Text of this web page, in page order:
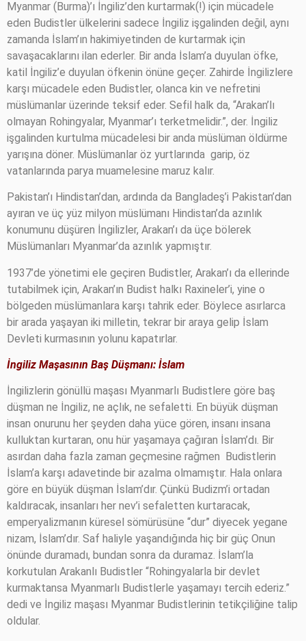
Myanmar (Burma)’ı İngiliz’den kurtarmak(!) için mücadele
eden Budistler ülkelerini sadece İngiliz işgalinden değil, aynı
zamanda İslam’ın hakimiyetinden de kurtarmak için
savaşacaklarını ilan ederler. Bir anda İslam’a duyulan öfke,
katil İngiliz’e duyulan öfkenin önüne geçer. Zahirde İngilizlere
karşı mücadele eden Budistler, olanca kin ve nefretini
müslümanlar üzerinde teksif eder. Sefil halk da, “Arakan’lı
olmayan Rohingyalar, Myanmar’ı terketmelidir.”, der. İngiliz
işgalinden kurtulma mücadelesi bir anda müslüman öldürme
yarışına döner. Müslümanlar öz yurtlarında garip, öz
vatanlarında parya muamelesine maruz kalır.
Pakistan’ı Hindistan’dan, ardında da Bangladeş’i Pakistan’dan
ayıran ve üç yüz milyon müslümanı Hindistan’da azınlık
konumunu düşüren İngilizler, Arakan’ı da üçe bölerek
Müslümanları Myanmar’da azınlık yapmıştır.
1937’de yönetimi ele geçiren Budistler, Arakan’ı da ellerinde
tutabilmek için, Arakan’ın Budist halkı Raxineler’i, yine o
bölgeden müslümanlara karşı tahrik eder. Böylece asırlarca
bir arada yaşayan iki milletin, tekrar bir araya gelip İslam
Devleti kurmasının yolunu kapatırlar.
İngiliz Maşasının Baş Düşmanı: İslam
İngilizlerin gönüllü maşası Myanmarlı Budistlere göre baş
düşman ne İngiliz, ne açlık, ne sefaletti. En büyük düşman
insan onurunu her şeyden daha yüce gören, insanı insana
kulluktan kurtaran, onu hür yaşamaya çağıran İslam’dı. Bir
asırdan daha fazla zaman geçmesine rağmen
Budistlerin
İslam’a karşı adavetinde bir azalma olmamıştır. Hala onlara
göre en büyük düşman İslam’dır. Çünkü Budizm’i ortadan
kaldıracak, insanları her nev’i sefaletten kurtaracak,
emperyalizmanın küresel sömürüsüne “dur” diyecek yegane
nizam, İslam’dır. Saf haliyle yaşandığında hiç bir güç Onun
önünde duramadı, bundan sonra da duramaz. İslam’la
korkutulan Arakanlı Budistler “Rohingyalarla bir devlet
kurmaktansa Myanmarlı Budistlerle yaşamayı tercih ederiz.”
dedi ve İngiliz maşası Myanmar Budistlerinin tetikçiliğine talip
oldular.